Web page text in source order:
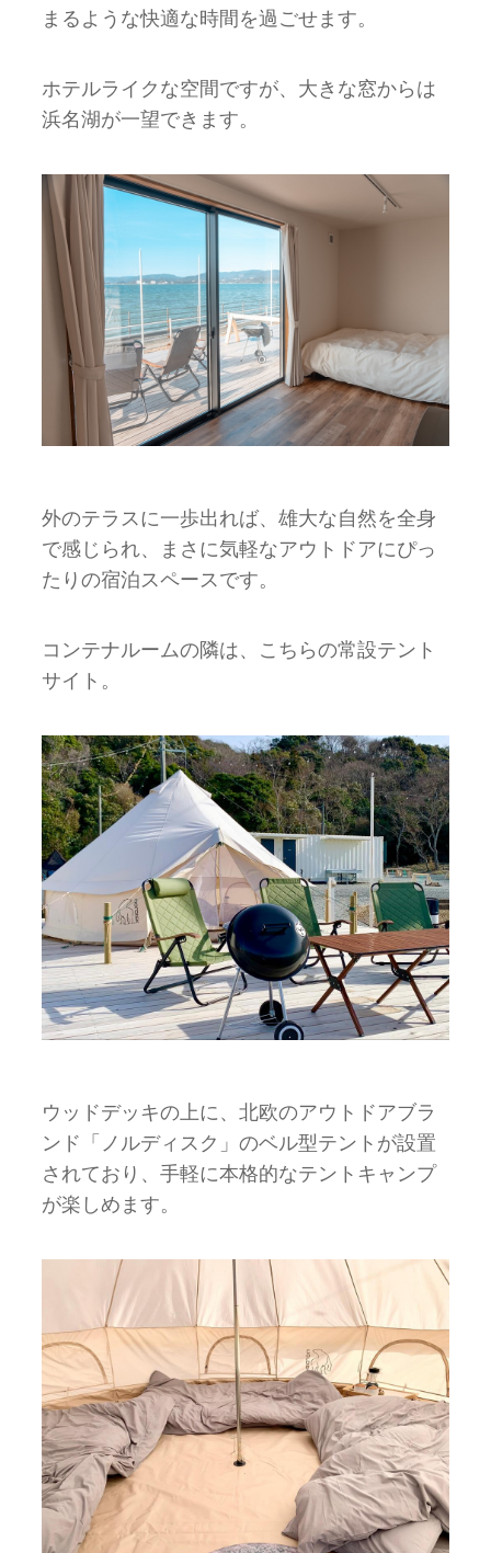
まるような快適な時間を過ごせます。
ホテルライクな空間ですが、大きな窓からは
浜名湖が一望できます。
外のテラスに一歩出れば、雄大な自然を全身
で感じられ、まさに気軽なアウトドアにぴっ
たりの宿泊スペースです。
コンテナルームの隣は、こちらの常設テント
サイト。
ウッドデッキの上に、北欧のアウトドアブラ
ンド「ノルディスク」のベル型テントが設置
されており、手軽に本格的なテントキャンプ
が楽しめます。